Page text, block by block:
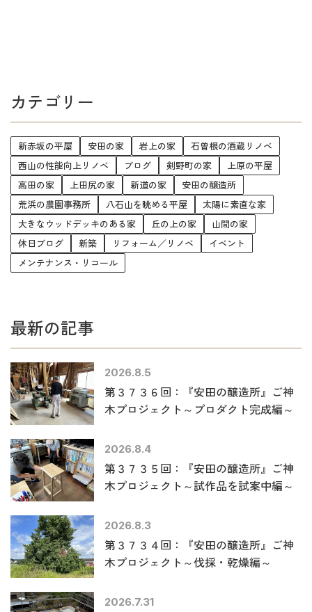
カテゴリー
新赤坂の平屋 安田の家 岩上の家
石曽根の酒蔵リノベ
西山の性能向上リノベ
ブログ 剣野町の家
上原の平屋
高田の家
上田尻の家 新道の家
安田の醸造所
荒浜の農園事務所
八石山を眺める平屋
太陽に素直な家
大きなウッドデッキのある家
丘の上の家
山間の家
休日ブログ
新築 リフォーム／リノベ
イベント
メンテナンス・リコール
最新の記事
2026.8.5
第３７３６回：『安田の醸造所』ご神
木プロジェクト～プロダクト完成編～
2026.8.4
第３７３５回：『安田の醸造所』ご神
木プロジェクト～試作品を試案中編～
2026.8.3
第３７３４回：『安田の醸造所』ご神
木プロジェクト～伐採・乾燥編～
2026.7.31